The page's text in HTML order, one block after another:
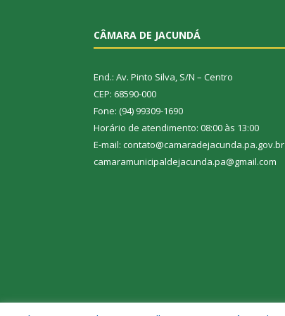
CÂMARA DE JACUNDÁ
End.: Av. Pinto Silva, S/N – Centro
CEP: 68590-000
Fone: (94) 99309-1690
Horário de atendimento: 08:00 às 13:00
E-mail:
camaramunicipaldejacunda.pa@gmail.com